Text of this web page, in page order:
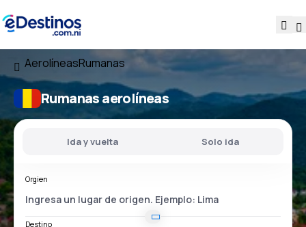
AerolíneasRumanas
Rumanas aerolíneas
Ida y vuelta Solo ida
Orgien
Destino